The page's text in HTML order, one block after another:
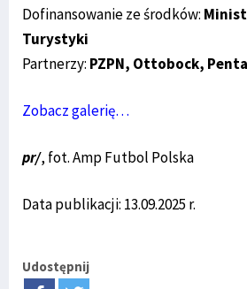
Dofinansowanie ze środków:
Turystyki
Partnerzy: PZPN, Ottobock,
Zobacz galerię…
pr/, fot. Amp Futbol Polska
Data publikacji: 13.09.2025 r.
Udostępnij